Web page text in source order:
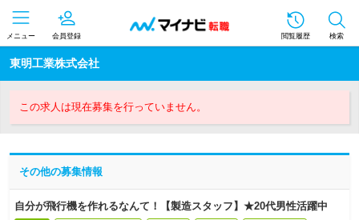
メニュー 会員登録 閲覧履歴 検索
東明工業株式会社
この求人は現在募集を行っていません。
その他の募集情報
自分が飛行機を作れるなんて！【製造スタッフ】★20代男性活躍中